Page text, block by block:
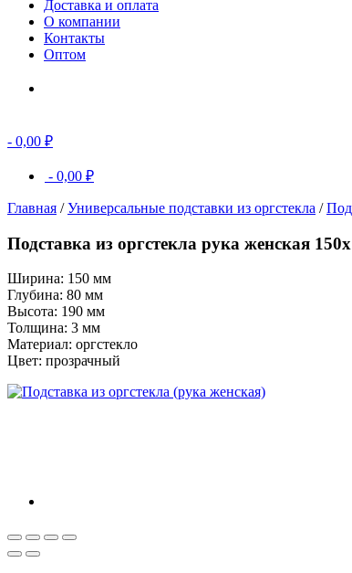
Доставка и оплата
О компании
Контакты
Оптом
- 0,00 ₽
- 0,00 ₽
Главная /Универсальные подставки из оргстекла /
Подставка из оргстекла рука женская
Ширина: 150 мм
Глубина: 80 мм
Высота: 190 мм
Толщина: 3 мм
Материал: оргстекло
Цвет: прозрачный